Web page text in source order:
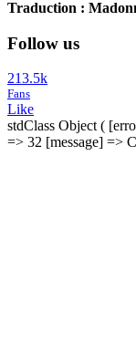
Traduction :
Follow us
213.5k
Fans
Like
stdClass Object (
=> 32 [message] =>